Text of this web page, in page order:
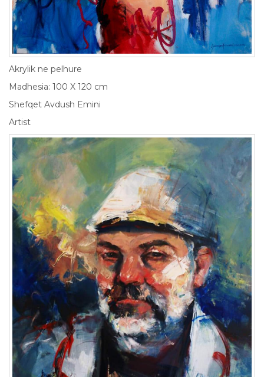
Akrylik ne pelhure
Madhesia: 100 X 120 cm
Shefqet Avdush Emini
Artist